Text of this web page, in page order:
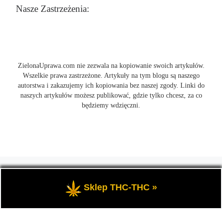
Nasze Zastrzeżenia:
ZielonaUprawa.com nie zezwala na kopiowanie swoich artykułów.
Wszelkie prawa zastrzeżone. Artykuły na tym blogu są naszego
autorstwa i zakazujemy ich kopiowania bez naszej zgody. Linki do
naszych artykułów możesz publikować, gdzie tylko chcesz, za co
będziemy wdzięczni.
wszystko o uprawie i hodowli marihunay, roślin konopi indoor
oraz outdoor.
Sklep THC-THC »